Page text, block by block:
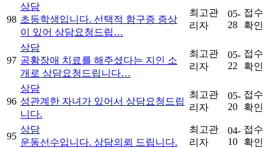
98
상담
초등학생입니다. 선택적 함구증 증상
이 있어 상담요청드립…
최고관
리자
05-
28
접수
확인
97
상담
공황장애 치료를 해주셨다는 지인 소
개로 상담요청드립니다…
최고관
리자
05-
22
접수
확인
96
상담
성관계한 자녀가 있어서 상담요청드립
니다.
최고관
리자
05-
20
접수
확인
95
상담
운동선수입니다. 상담의뢰 드립니다.
최고관
리자
04-
10
접수
확인